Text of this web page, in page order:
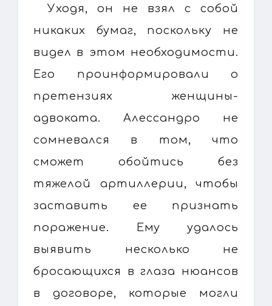
Уходя, он не взял с собой
никаких бумаг, поскольку не
видел в этом необходимости.
Его проинформировали о
претензиях женщины-
адвоката. Алессандро не
сомневался в том, что
сможет обойтись без
тяжелой артиллерии, чтобы
заставить ее признать
поражение. Ему удалось
выявить несколько не
бросающихся в глаза нюансов
в договоре, которые могли